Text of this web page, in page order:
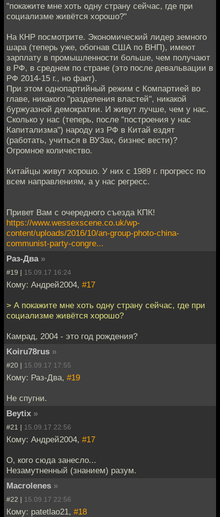
"покажите мне хоть одну страну сейчас, где при
социализме живётся хорошо?"
На КНР посмотрите. Экономический лидер земного
шара (теперь уже, обогнав США по ВНП), имеют
зарплату в промышленности больше, чем получают
в РФ, в среднем по стране (это после девальвации в
РФ 2014-15 г., но факт).
При этом однопартийный режим с Компартией во
главе, никакого "разделения властей", никакой
буржуазной демократии. И живут лучше, чем у нас.
Сколько у нас (теперь, после "построения у нас
Капитализма") народу из РФ в Китай ездят
(работать, учиться в ВУЗах, бизнес вести)?
Огромное количество.
Китайцы живут хорошо. У них с 1989 г. прогресс по
всем направлениям, а у нас регресс.
Привет Вам с очередного съезда КПК!
https://www.wessexscene.co.uk/wp-
content/uploads/2016/10/an-group-photo-china-
communist-party-congre...
Раз-Два »
#19 | 15.09.17 16:24
Кому: Андрей2004, #17
> А покажите мне хоть одну страну сейчас, где при
социализме живётся хорошо?
Камрад, 2004 - это год рождения?
Koiru78rus »
#20 | 15.09.17 17:55
Кому: Раз-Два, #19
Не спугни.
Beytix »
#21 | 15.09.17 22:56
Кому: Андрей2004, #17
О, кого сюда занесло...
Незамутненный (знанием) разум.
Macrolenes »
#22 | 15.09.17 22:56
Кому: patetlao21, #18